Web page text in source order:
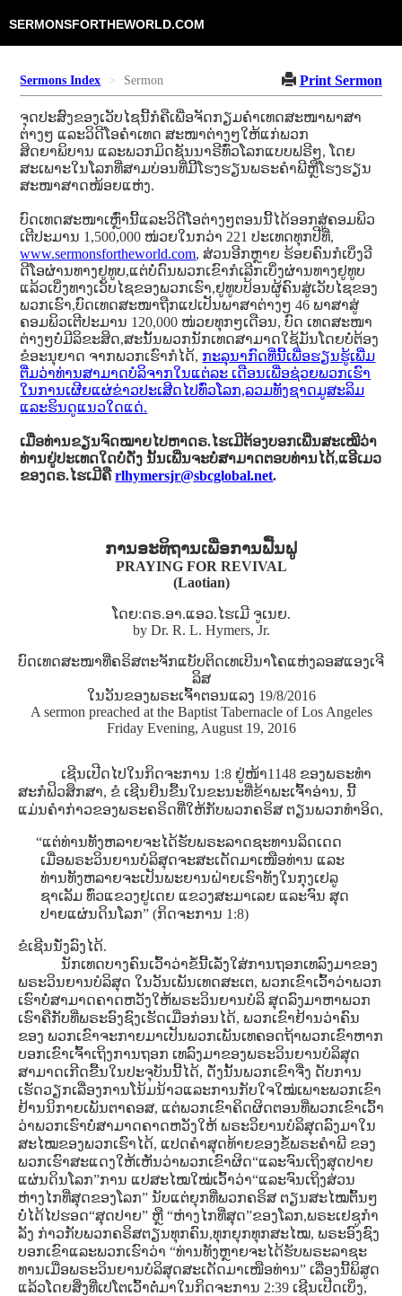
SERMONSFORTHEWORLD.COM
Sermons Index Sermon Print Sermon
ຈຸດປະສົງຂອງເວັບໄຊນີ້ກໍຄືເພື່ອຈັດກຽມຄໍາເທດສະໜາພາສາ
ຕ່າງໆ ແລະວິດີໂອຄໍາເທດ ສະໜາຕ່າງໆໃຫ້ແກ່ພວກ
ສິດຍາພິບານ ແລະພວກມິດຊັນນາຣີທົ່ວໂລກແບບຟຣີໆ, ໂດຍ
ສະເພາະໃນໂລກທີ່ສາມບ່ອນທີ່ມີິໂຮງຮຽນພຣະຄໍາພີຫຼືໂຮງຮຽນ
ສະໜາສາດໜ້ອຍແຫ່ງ.
ບົດເທດສະໜາເຫຼົ່ານີ້ແລະວິດີໂອຕ່າງໆຕອນນີ້ໄດ້ອອກສູ່ຄອມພິວ
ເຕີປະມານ 1,500,000 ໜ່ວຍໃນກວ່າ 221 ປະເທດທຸກປີທີ່,
www.sermonsfortheworld.com, ສ່ວນອີກຫຼາຍ ຮ້ອຍຄົນກໍເບິ່ງວີ
ດີໂອຜ່ານທາງຢູທູບ,ແຕ່ບໍ່ດົນພວກເຂົາກໍເລີກເບິ່ງຜ່ານທາງຢູທູບ
ແລ້ວເບິ່ງທາງເວັບໄຊຂອງພວກເຮົາ,ຢູທູບປ້ອນຜູ້ຄົນສູ່ເວັບໄຊຂອງ
ພວກເຮົາ,ບົດເທດສະໜາຖືກແປເປັນພາສາຕ່າງໆ 46 ພາສາສູ່
ຄອມພິວເຕີປະມານ 120,000 ໜ່ວຍທຸກໆເດືອນ, ບົດ ເທດສະໜາ
ຕ່າງໆບໍ່ມີລິຂະສິດ,ສະນັ້ນພວກນັກເທດສາມາດໃຊ້ມັນໂດຍບໍ່ຕ້ອງ
ຂໍອະນຸຍາດ ຈາກພວກເຮົາກໍໄດ້, ກະລຸນາກົດທີ່ນີ້ເພື່ອຮຽນຮູ້ເພີ່ມ
ຕື່ມວ່າທ່ານສາມາດບໍລິຈາກໃນແຕ່ລະ ເດືອນເພື່ອຊ່ວຍພວກເຮົາ
ໃນການເຜີຍແຜ່ຂ່າວປະເສີດໄປທົ່ວໂລກ,ລວມທັງຊາດມູສະລິມ
ແລະຮິນດູແນວໃດແດ່.
ເມື່ອທ່ານຂຽນຈົດໝາຍໄປຫາດຣ.ໄຮເມີຕ້ອງບອກເພີ່ນສະເໝີວ່າ
ທ່ານຢູ່ປະເທດໃດບໍ່ດັ່ງ ນັ້ນເພີ່ນຈະບໍ່ສາມາດຕອບທ່ານໄດ້,ແອີເມວ
ຂອງດຣ.ໄຮເມີຄືrlhymersjr@sbcglobal.net.
ການອະທິຖານເພື່ອການຟື້ນຟູ
PRAYING FOR REVIVAL
(Laotian)
ໂດຍ:ດຣ.ອາ.ແອວ.ໄຮເມີ ຈູເນຍ.
by Dr. R. L. Hymers, Jr.
ບົດເທດສະໜາທີ່ຄຣິສຕະຈັກແບັບຕິດເທເບີນາໂຄແຫ່ງລອສແອງເຈີ
ລິສ
ໃນວັນຂອງພຣະເຈົ້າຕອນແລງ 19/8/2016
A sermon preached at the Baptist Tabernacle of Los Angeles
Friday Evening, August 19, 2016
ເຊີນເປີດໄປໃນກິດຈະການ 1:8 ຢູ່ໜ້າ1148 ຂອງພຣະທໍາ
ສະກໍຟິວສຶກສາ, ຂໍ ເຊີນຢຶນຂື້ນໃນຂະນະທີ່ຂ້າພະເຈົ້າອ່ານ, ນີ້
ແມ່ນຄໍາກ່າວຂອງພຣະຄຣິດທີ່ໃຫ້ກັບພວກຄຣິສ ຕຽນພວກທໍາອິດ,
“ແຕ່ທ່ານທັງຫລາຍຈະໄດ້ຮັບພຣະລາດຊະທານລິດເດດ
ເມື່ອພຣະວິນຍານບໍລິສຸດຈະສະເດັດມາເໜືອທ່ານ ແລະ
ທ່ານທັງຫລາຍຈະເປັນພະຍານຝ່າຍເຮົາທັງໃນກຸງເຢລູ
ຊາເລັມ ທົ່ວແຂວງຢູເດຍ ແຂວງສະມາເລຍ ແລະຈົນ ສຸດ
ປາຍແຜ່ນດິນໂລກ” (ກິດຈະການ 1:8)
ຂໍເຊີນນັ່ງລົງໄດ້.
ນັກເທດບາງຄົນເວົ້າວ່າຂໍ້ນີ້ເລັ່ງໃສ່ການຖອກເທລົງມາຂອງ
ພຣະວິນຍານບໍລິສຸດ ໃນວັນເພັນເທດສະເຕ, ພວກເຂົາເວົ້າວ່າພວກ
ເຮົາບໍ່ສາມາດຄາດຫວັງໃຫ້ພຣະວິນຍານບໍລິ ສຸດລົງມາຫາພວກ
ເຮົາຄືກັບທີ່ພຣະອົງຊົງເຮັດເມື່ອກ່ອນໄດ້, ພວກເຂົາຢ້ານວ່າຄົນ
ຂອງ ພວກເຂົາຈະກາຍມາເປັນພວກເພັນເທຄອດຖ້າພວກເຂົາຫາກ
ບອກເຂົາເຈົ້າເຖິງການຖອກ ເທລົງມາຂອງພຣະວິນຍານບໍລິສຸດ
ສາມາດເກີດຂື້ນໃນປະຈຸບັນນີ້ໄດ້, ດັ່ງນັ້ນພວກເຂົາຈື່ງ ດັບການ
ເຮັດວຽກເລື່ອງການໂນ້ມນ້າວແລະການກັບໃຈໃໝ່ເພາະພວກເຂົາ
ຢ້ານນິກາຍເພັນຕາຄອສ, ແຕ່ພວກເຂົາຄິດຜິດຕອນທີ່ພວກເຂົາເວົ້າ
ວ່າພວກເຮົາບໍ່ສາມາດຄາດຫວັງໃຫ້ ພຣະວິຍານບໍລິສຸດລົງມາໃນ
ສະໄໝຂອງພວກເຮົາໄດ້, ແປດຄໍາສຸດທ້າຍຂອງຂໍ້ພຣະຄໍາພີ ຂອງ
ພວກເຮົາສະແດງໃຫ້ເຫັນວ່າພວກເຂົາຜິດ“ແລະຈົນເຖິງສຸດປາຍ
ແຜ່ນດິນໂລກ”ການ ແປສະໄໝໃໝ່ເວົ້າວ່າ“ແລະຈົນເຖິງສ່ວນ
ຫ່າງໄກທີ່ສຸດຂອງໂລກ” ນັບແຕ່ຍຸກທີ່ພວກຄຣິສ ຕຽນສະໄໝຕົ້ນໆ
ບໍ່ໄດ້ໄປຮອດ“ສຸດປາຍ” ຫຼື “ຫ່າງໄກທີ່ສຸດ”ຂອງໂລກ,ພຣະເຢຊູກໍາ
ລັງ ກ່າວກັບພວກຄຣິສຕຽນທຸກຄົນ,ທຸກຍຸກທຸກສະໄໝ, ພຣະອົງຊົງ
ບອກເຂົາແລະພວກເຮົາວ່າ “ທ່ານທັງຫຼາຍຈະໄດ້ຮັບພຣະລາຊະ
ທານເມື່ອພຣະວິນຍານບໍລິສຸດສະເດັດມາເໜືອທ່ານ” ເລື່ອງນີ້ພິສູດ
ແລ້ວໂດຍສິ່ງທີ່ເປໂຕເວົ້າຕໍ່ມາໃນກິດຈະການ 2:39 ເຊີນເປີດເບິ່ງ,